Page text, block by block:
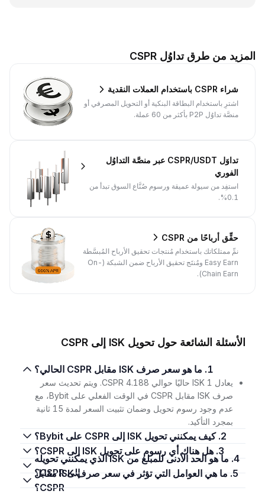
المزيد من طرق تداوُل CSPR
شراء CSPR باستخدام العملات النقدية
اشترِ باستخدام البطاقة البنكية أو التحويل المصرفي أو
منصَّة تداوُل P2P بأكثر من 60 عملة.
تداوَل CSPR/USDT عبر منصَّة التداوُل
الفوري
استفِد من سيولة عميقة ورسوم صُنَّاع السوق تبدأ من
0.1%.
حقِّق أرباحًا من CSPR
نمِّ ممتلكاتك باستخدام مُنتجات تحقيق الأرباح المُبسَّطة
Easy Earn ومُنتَج تحقيق الأرباح ضمن الشبكة (On-
Chain Earn).
الأسئلة الشائعة حول تحويل ISK إلى CSPR
1. ما هو سعر صرف ISK مقابل CSPR الحالي؟
يعادل 1 ISK حاليًا حوالي 4.188 CSPR. ويتم تحديث سعر
صرف ISK مقابل CSPR في الوقت الفعلي على Bybit، مع
عدم وجود رسوم تحويل وضمان تثبيت السعر لمدة 15 ثانية
بمجرد التأكيد.
2. كيف يمكنني تحويل ISK إلى CSPR على Bybit؟
3. هل هناك أي رسوم على تحويل ISK إلى CSPR؟
4. ما هو الحد الأدنى للمبلغ من ISK الذي يمكنني تحويله
إلى CSPR؟ 5. ما هي العوامل التي تؤثر في سعر صرف ISK مقابل
CSPR؟